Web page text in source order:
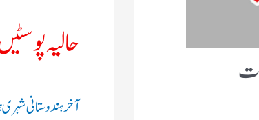
حالیہ
آخر ہندوستانی